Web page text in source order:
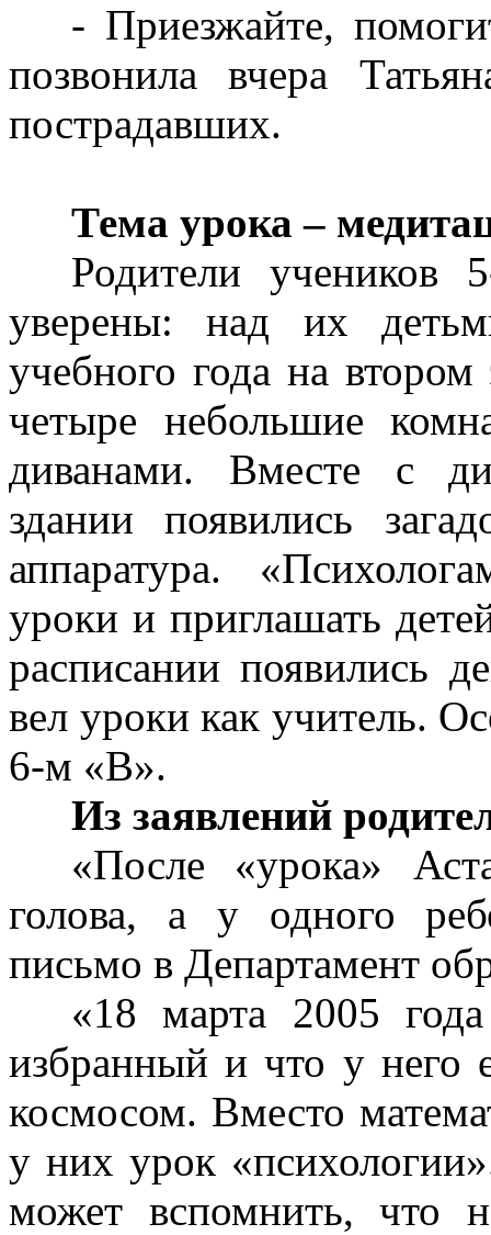
- Приезжайте,
позвонила вчера
пострадавших.
Тема урока –
Родители
уверены: над их
учебного года на
четыре небольшие
диванами. Вместе с
здании появились
аппаратура.
уроки и приглашать
расписании появились
вел уроки как учитель.
6-м «В».
Из заявлений
«После «урока»
голова, а у одного
письмо в Департамент
«18 марта 2005
избранный и что у него
космосом. Вместо
у них урок
может вспомнить, что